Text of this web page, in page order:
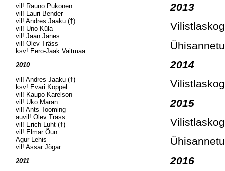
vil! Rauno Pukonen
vil! Lauri Bender
vil! Andres Jaaku (†)
vil! Uno Küla
vil! Jaan Jänes
vil! Olev Träss
ksv! Eero-Jaak Vaitmaa
2010
vil! Andres Jaaku (†)
ksv! Evari Koppel
vil! Kaupo Karelson
vil! Uko Maran
vil! Ants Tooming
auvil! Olev Träss
vil! Erich Luht (†)
vil! Elmar Õun
Agur Lehis
vil! Assar Jõgar
2011
2013
2014
2015
2016